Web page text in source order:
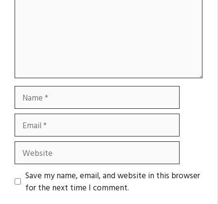
Name
Email
Website
Save my name, email, and website in this browser
for the next time I comment.